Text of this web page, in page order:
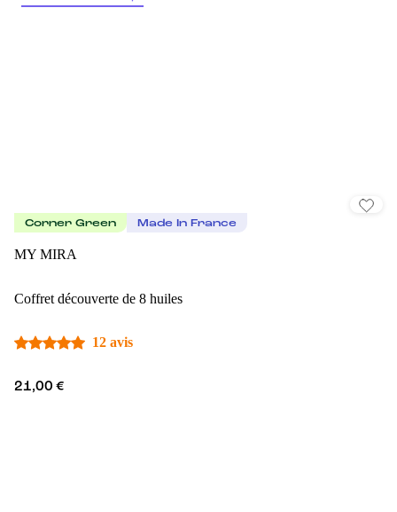
Corner Green Made In France
MY MIRA
Coffret découverte de 8 huiles
12 avis
21,00 €